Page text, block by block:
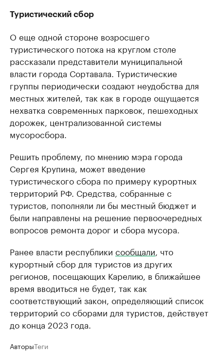
Туристический сбор
О еще одной стороне возросшего
туристического потока на круглом столе
рассказали представители муниципальной
власти города Сортавала. Туристические
группы периодически создают неудобства для
местных жителей, так как в городе ощущается
нехватка современных парковок, пешеходных
дорожек, централизованной системы
мусоросбора.
Решить проблему, по мнению мэра города
Сергея Крупина, может введение
туристического сбора по примеру курортных
территорий РФ. Средства, собранные с
туристов, пополняли ли бы местный бюджет и
были направлены на решение первоочередных
вопросов ремонта дорог и сбора мусора.
Ранее власти республики сообщали, что
курортный сбор для туристов из других
регионов, посещающих Карелию, в ближайшее
время вводиться не будет, так как
соответствующий закон, определяющий список
территорий со сборами для туристов, действует
до конца 2023 года.
АвторыТеги